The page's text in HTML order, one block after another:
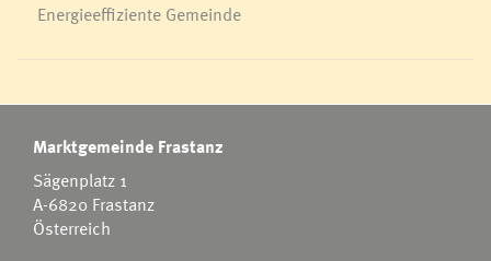
Energieeffiziente Gemeinde
Marktgemeinde Frastanz
Sägenplatz 1
A-6820 Frastanz
Österreich